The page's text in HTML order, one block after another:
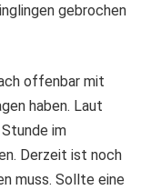
gebrochen
offenbar mit
haben. Laut
im
Derzeit ist noch
muss. Sollte eine